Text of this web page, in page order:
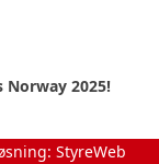
2025!
StyreWeb